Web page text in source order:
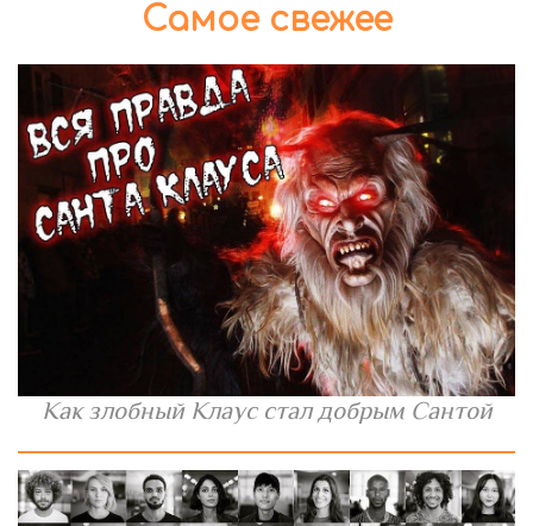
Самое свежее
Как злобный Клаус стал добрым Сантой